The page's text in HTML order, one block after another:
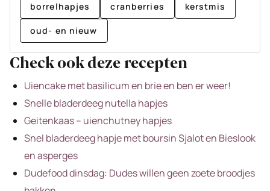
borrelhapjes cranberries kerstmis
oud- en nieuw
Check ook deze recepten
Uiencake met basilicum en brie en ben er weer!
Snelle bladerdeeg nutella hapjes
Geitenkaas – uienchutney hapjes
Snel bladerdeeg hapje met boursin Sjalot en Bieslook
en asperges
Dudefood dinsdag: Dudes willen geen zoete broodjes